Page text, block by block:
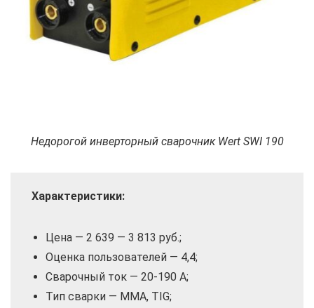
Недорогой инверторный сварочник Wert SWI 190
Характеристики:
Цена — 2 639 — 3 813 руб.;
Оценка пользователей — 4,4;
Сварочный ток — 20-190 А;
Тип сварки — MMA, TIG;